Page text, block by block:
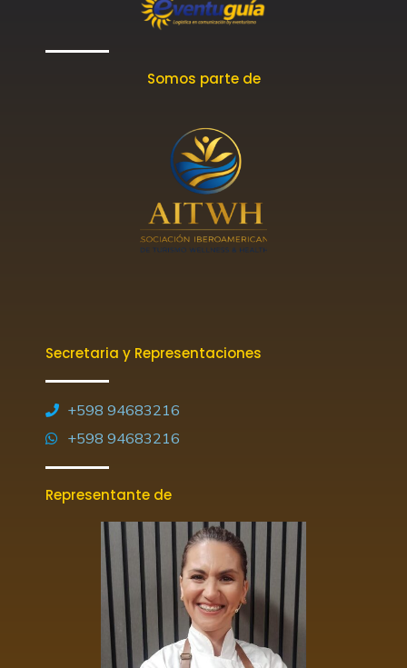
Somos parte de
Secretaria y Representaciones
+598 94683216
+598 94683216
Representante de